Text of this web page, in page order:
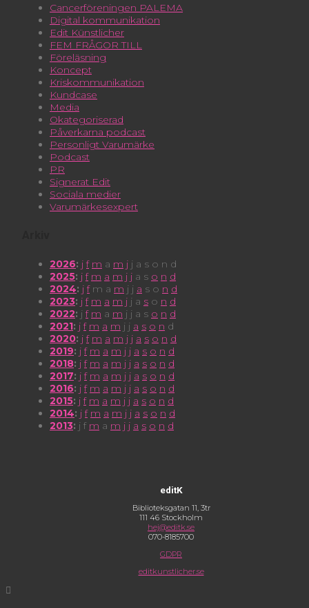
Cancerföreningen PALEMA
Digital kommunikation
Edit Künstlicher
FEM FRÅGOR TILL
Föreläsning
Koncept
Kriskommunikation
Kundcase
Media
Okategoriserad
Påverkarna podcast
Personligt Varumärke
Podcast
PR
Signerat Edit
Sociala medier
Varumärkesexpert
2026: j f m a m j j a s o n d
2025: j f m a m j j a s o n d
2024: j f m a m j j a s o n d
2023: j f m a m j j a s o n d
2022: j f m a m j j a s o n d
2021: j f m a m j j a s o n d
2020: j f m a m j j a s o n d
2019: j f m a m j j a s o n d
2018: j f m a m j j a s o n d
2017: j f m a m j j a s o n d
2016: j f m a m j j a s o n d
2015: j f m a m j j a s o n d
2014: j f m a m j j a s o n d
2013: j f m a m j j a s o n d
editK
Biblioteksgatan 11, 3tr
111 46 Stockholm
hej@editk.se
070-8185700
GDPR
editkunstlicher.se